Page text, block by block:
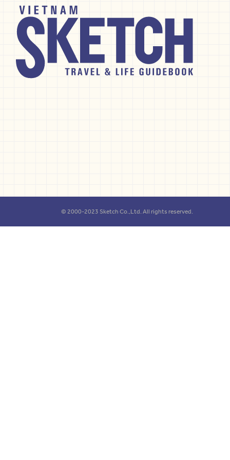
© 2000-2023 Sketch Co.,Ltd. All rights reserved.